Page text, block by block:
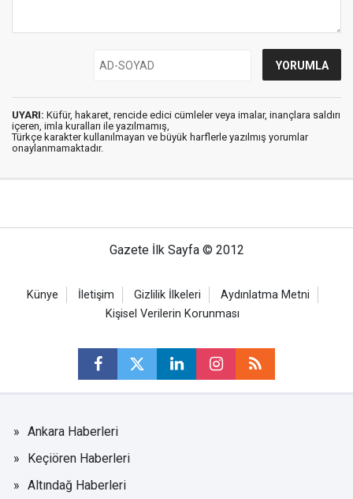
UYARI: Küfür, hakaret, rencide edici cümleler veya imalar, inançlara saldırı
içeren, imla kuralları ile yazılmamış,
Türkçe karakter kullanılmayan ve büyük harflerle yazılmış yorumlar
onaylanmamaktadır.
Gazete İlk Sayfa © 2012
Künye İletişim Gizlilik İlkeleri
Aydınlatma Metni
Kişisel Verilerin Korunması
Ankara Haberleri
Keçiören Haberleri
Altındağ Haberleri